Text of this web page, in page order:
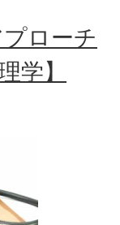
ローチ
学】